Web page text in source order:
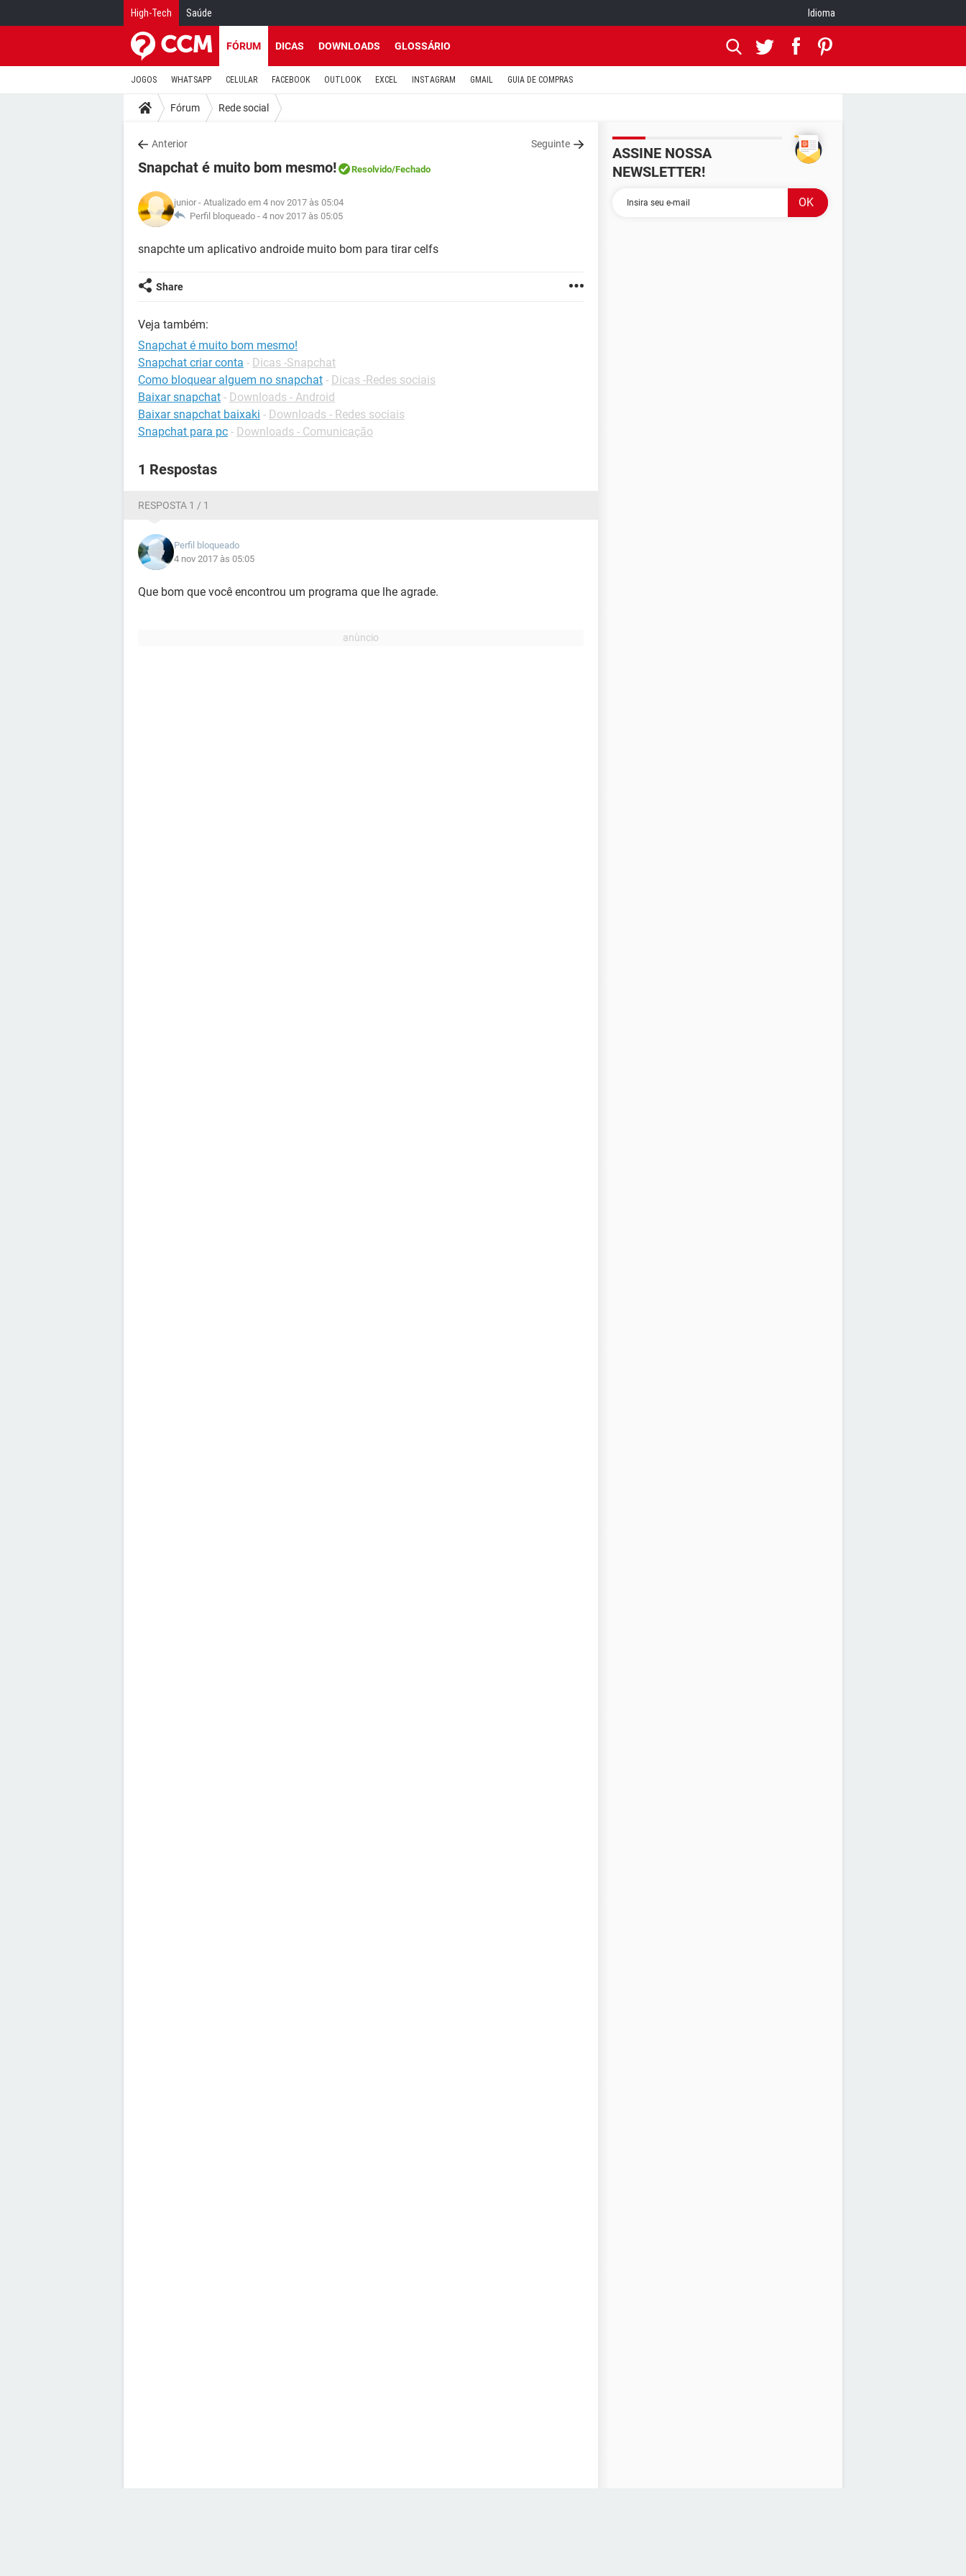
High-Tech Saúde Idioma
FÓRUM DICAS DOWNLOADS GLOSSÁRIO
JOGOS WHATSAPP CELULAR FACEBOOK OUTLOOK EXCEL INSTAGRAM GMAIL GUIA DE COMPRAS
Fórum Rede social
Anterior Seguinte
Snapchat é muito bom mesmo! Resolvido/Fechado
junior - Atualizado em 4 nov 2017 às 05:04
Perfil bloqueado - 4 nov 2017 às 05:05
snapchte um aplicativo androide muito bom para tirar celfs
Share
Veja também:
Snapchat é muito bom mesmo!
Snapchat criar conta - Dicas -Snapchat
Como bloquear alguem no snapchat - Dicas -Redes sociais
Baixar snapchat - Downloads - Android
Baixar snapchat baixaki - Downloads - Redes sociais
Snapchat para pc - Downloads - Comunicação
1 Respostas
RESPOSTA 1 / 1
Perfil bloqueado
4 nov 2017 às 05:05
Que bom que você encontrou um programa que lhe agrade.
ASSINE NOSSA
NEWSLETTER!